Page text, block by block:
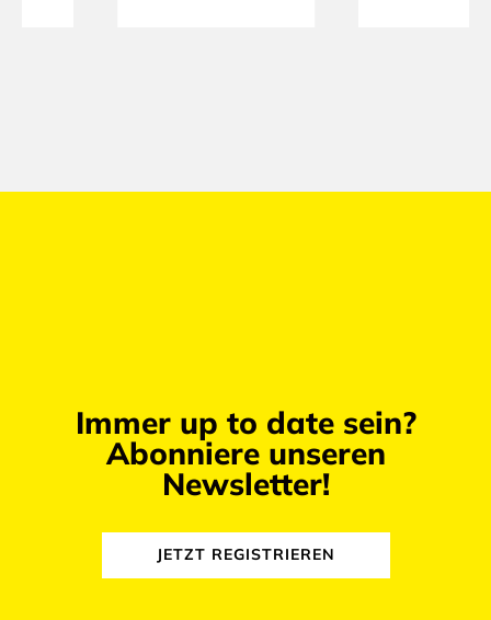
Immer up to date sein?
Abonniere unseren
Newsletter!
JETZT REGISTRIEREN